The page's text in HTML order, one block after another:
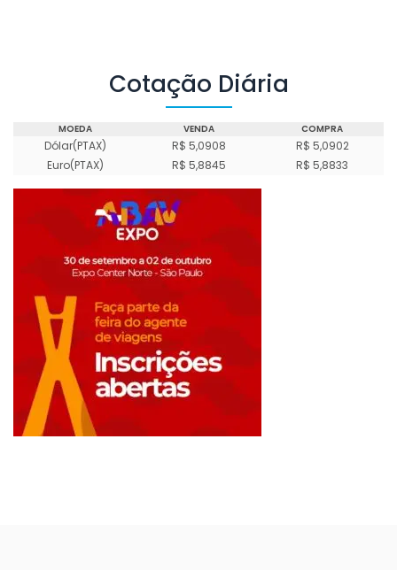
Cotação Diária
MOEDA VENDA COMPRA
Dólar(PTAX) R$ 5,0908
R$ 5,0902
Euro(PTAX)
R$ 5,8845 R$ 5,8833